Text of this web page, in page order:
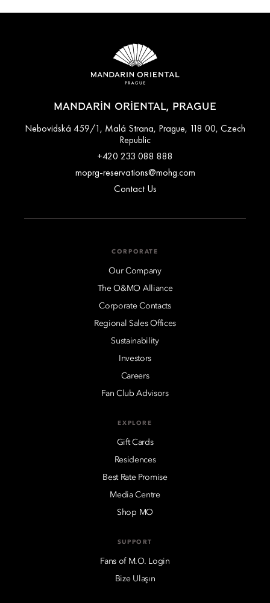
MANDARIN ORIENTAL, PRAGUE
Nebovidská 459/1, Malá Strana, Prague, 118 00, Czech
Republic
+420 233 088 888
moprg-reservations@mohg.com
Contact Us
CORPORATE
Our Company
The O&MO Alliance
Corporate Contacts
Regional Sales Offices
Sustainability
Investors
Careers
Fan Club Advisors
EXPLORE
Gift Cards
Residences
Best Rate Promise
Media Centre
Shop MO
SUPPORT
Fans of M.O. Login
Bize Ulaşın